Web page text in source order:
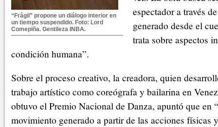
“Frágil” propone un diálogo interior en
un tiempo suspendido. Foto: Lord
Comepiña. Gentileza INBA.
espectador a través
generado desde el
trata sobre aspectos
condición humana”.
Sobre el proceso creativo, la creadora, quien
trabajo artístico como coreógrafa y bailarina en
obtuvo el Premio Nacional de Danza, apuntó que en
movimiento generado a partir de las acciones físicas